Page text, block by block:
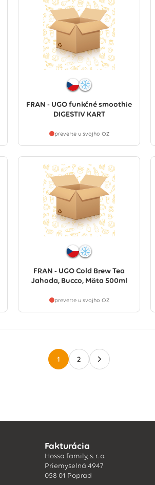
FRAN - UGO funkčné smoothie
DIGESTIV KART
preverte u svojho OZ
FRAN - UGO Cold Brew Tea
Jahoda, Bucco, Mäta 500ml
preverte u svojho OZ
1 2
Fakturácia
Hossa family, s. r. o.
Priemyselná 4947
058 01 Poprad